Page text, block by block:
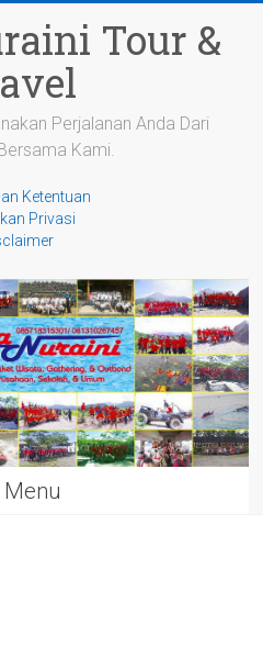
Tour &
Perjalanan Anda Dari
Kami.
Ketentuan
Privasi
Menu